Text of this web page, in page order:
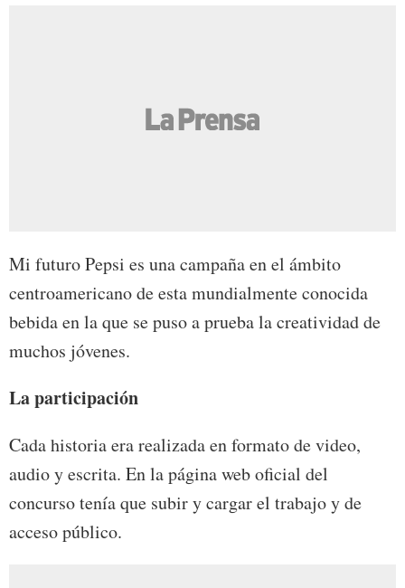
Mi futuro Pepsi es una campaña en el ámbito
centroamericano de esta mundialmente conocida
bebida en la que se puso a prueba la creatividad de
muchos jóvenes.
La participación
Cada historia era realizada en formato de video,
audio y escrita. En la página web oficial del
concurso tenía que subir y cargar el trabajo y de
acceso público.